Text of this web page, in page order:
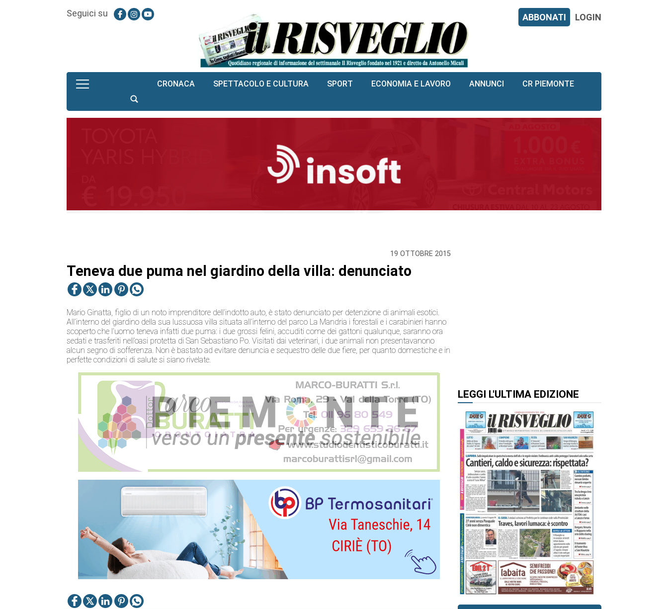
Seguici su ABBONATI LOGIN
CRONACA SPETTACOLO E CULTURA SPORT ECONOMIA E LAVORO ANNUNCI CR PIEMONTE
19 OTTOBRE 2015
Teneva due puma nel giardino della villa: denunciato
Mario Ginatta, figlio di un noto imprenditore dell’indotto auto, è stato denunciato per detenzione di animali esotici.
All’interno del giardino della sua lussuosa villa situata all’interno del parco La Mandria i forestali e i carabinieri hanno
scoperto che l’uomo teneva infatti due puma: i due grossi felini, accuditi come dei gattoni qualunque, saranno ora
sedati e trasferiti nell’oasi protetta di San Sebastiano Po. Visitati dai veterinari, i due animali non presentavanono
alcun segno di sofferenza. Non è bastato ad evitare denuncia e sequestro delle due fiere, per quanto domestiche e in
perfette condizioni di salute si siano rivelate.
LEGGI L'ULTIMA EDIZIONE